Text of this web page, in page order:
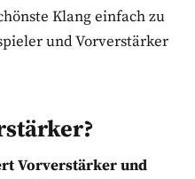
Klang einfach zu
und Vorverstärker
Vorverstärker und